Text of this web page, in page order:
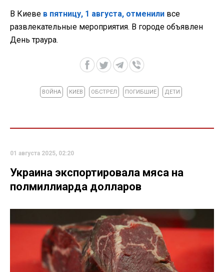
В Киеве в пятницу, 1 августа, отменили все
развлекательные мероприятия. В городе объявлен
День траура.
ВОЙНА КИЕВ ОБСТРЕЛ ПОГИБШИЕ ДЕТИ
01 августа 2025, 02:20
Украина экспортировала мяса на
полмиллиарда долларов